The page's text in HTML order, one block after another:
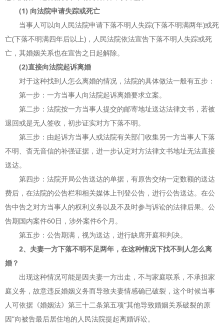
(1) 向法院申请失踪或死亡
当事人可以向人民法院申请下落不明人失踪(下落不明满两年)或死
亡(下落不明满四年后以上)，人民法院依法宣告下落不明人失踪或死
亡，其婚姻关系也在宣告之日起解除。
(2)直接向法院起诉离婚
对于这种找到人怎么离婚的情况，法院的具体做法一般有五步：
第一步：一方当事人向法院起诉离婚要求立案。
第二步：法院按一方当事人提交的邮寄地址送达法律文书，若被
退回或是无人签收，初步证实对方下落不明。
第三步：由起诉方当事人或法院有关部门收集另一方当事人下落
不明、杳无音信的补强证据，进一步认定对方法律文书地址无法直接
送达。
第四步：法院开局公告送达的单据，有原告交纳一定数额的送达
费后，在法院的公告栏和相关媒体上刊登公告，进行公告送达。在公
告中告之对方当事人的权利义务以及不及时参与诉讼的法律后果。公
告期国内案件60日，涉外案件6个月。
第五步：公告期满，视为送达，进行缺席开庭和判决。
2、夫妻一方下落不明不足两年，在这种情况下找不到人怎么离
婚？
出现这种情况可能是因夫妻一方出走，不与家庭联系，不承担家
庭义务，故意违反婚姻义务而导致夫妻情感确已破裂，这个时候当事
人可依据《婚姻法》第三十二条第五项“其他导致婚姻关系破裂的原
因”向被告最后居住地的人民法院提起离婚诉讼。